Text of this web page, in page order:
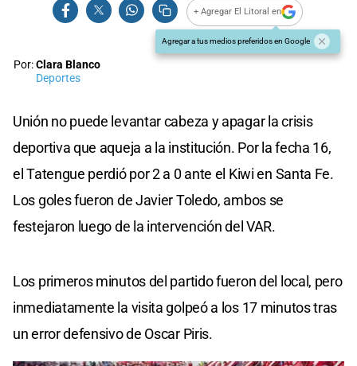
+ Agregar El Litoral en
Agregar a tus medios preferidos en Google
Por:Clara Blanco
Deportes
Unión no puede levantar cabeza y apagar la crisis
deportiva que aqueja a la institución. Por la fecha 16,
el Tatengue perdió por 2 a 0 ante el Kiwi en Santa Fe.
Los goles fueron de Javier Toledo, ambos se
festejaron luego de la intervención del VAR.
Los primeros minutos del partido fueron del local, pero
inmediatamente la visita golpeó a los 17 minutos tras
un error defensivo de Oscar Piris.